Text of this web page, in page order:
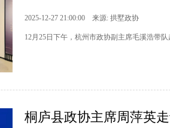
2025-12-27 21:00:00 来源: 拱墅政协
12月25日下午，杭州市政协副主席毛溪浩带
桐庐县政协主席周萍英